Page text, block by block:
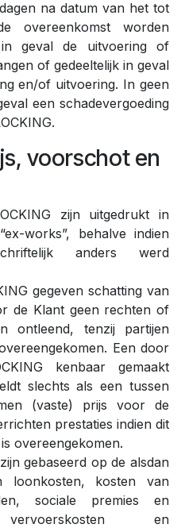
na datum van het tot
overeenkomst worden
in geval de uitvoering of
of gedeeltelijk in geval
en/of uitvoering. In geen
een schadevergoeding
voorschot en
zijn uitgedrukt in
works”, behalve indien
anders werd
gegeven schatting van
de Klant geen rechten of
ontleend, tenzij partijen
Een door
kenbaar gemaakt
slechts als een tussen
(vaste) prijs voor de
prestaties indien dit
overeengekomen.
gebaseerd op de alsdan
loonkosten, kosten van
sociale premies en
vervoerskosten en